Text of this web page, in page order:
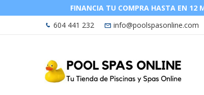
FINANCIA TU COMPRA HASTA EN
604 441 232
info@poolspasonline.com